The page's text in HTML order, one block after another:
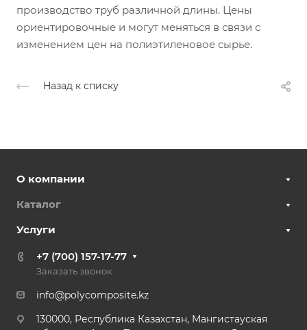
производство труб различной длины. Цены
ориентировочные и могут меняться в связи с
изменением цен на полиэтиленовое сырье.
Назад к списку
О компании
Каталог
Услуги
+7 (700) 157-17-77
Заказать звонок
info@polycomposite.kz
130000, Республика Казахстан, Мангистауская